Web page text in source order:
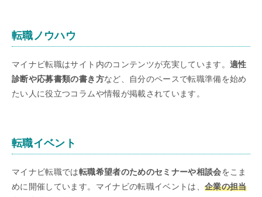
転職ノウハウ
マイナビ転職はサイト内のコンテンツが充実しています。適性
診断や応募書類の書き方など、自分のペースで転職準備を始め
たい人に役立つコラムや情報が掲載されています。
転職イベント
マイナビ転職では転職希望者のためのセミナーや相談会をこま
めに開催しています。マイナビの転職イベントは、企業の担当